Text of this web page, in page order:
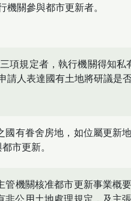
關參與都市更新者。
項規定者，執行機關得知
人表達國有土地將研議是
有眷舍房地，如位屬更新
市更新。
機關核准都市更新事業概